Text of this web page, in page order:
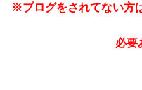
※ブログをされてない方
必要ありま